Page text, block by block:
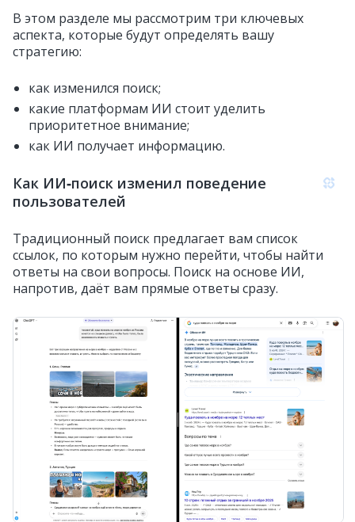
В этом разделе мы рассмотрим три ключевых
аспекта, которые будут определять вашу
стратегию:
как изменился поиск;
какие платформам ИИ стоит уделить
приоритетное внимание;
как ИИ получает информацию.
Как ИИ‑поиск изменил поведение
пользователей
Традиционный поиск предлагает вам список
ссылок, по которым нужно перейти, чтобы найти
ответы на свои вопросы. Поиск на основе ИИ,
напротив, даёт вам прямые ответы сразу.